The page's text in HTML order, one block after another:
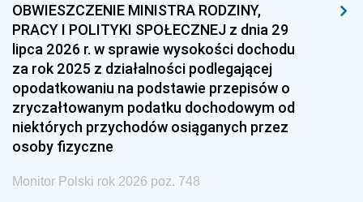
OBWIESZCZENIE MINISTRA RODZINY,
PRACY I POLITYKI SPOŁECZNEJ z dnia 29
lipca 2026 r. w sprawie wysokości dochodu
za rok 2025 z działalności podlegającej
opodatkowaniu na podstawie przepisów o
zryczałtowanym podatku dochodowym od
niektórych przychodów osiąganych przez
osoby fizyczne
Monitor Polski rok 2026 poz. 748